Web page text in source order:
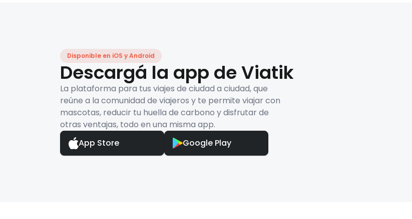
Disponible en iOS y Android
Descargá la app de Viatik
La plataforma para tus viajes de ciudad a ciudad, que
reúne a la comunidad de viajeros y te permite viajar con
mascotas, reducir tu huella de carbono y disfrutar de
otras ventajas, todo en una misma app.
App Store
Google Play